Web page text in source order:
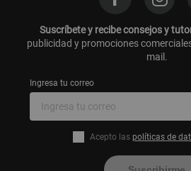
Suscríbete y recibe consejos y
publicidad y promociones
mail.
Ingresa tu correo
Acepto las políticas de